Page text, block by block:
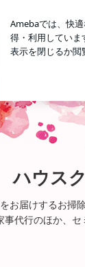
キーのつぶやき
司で食べたかった桃
ハウス
お届けするお掃
事代行のほか、